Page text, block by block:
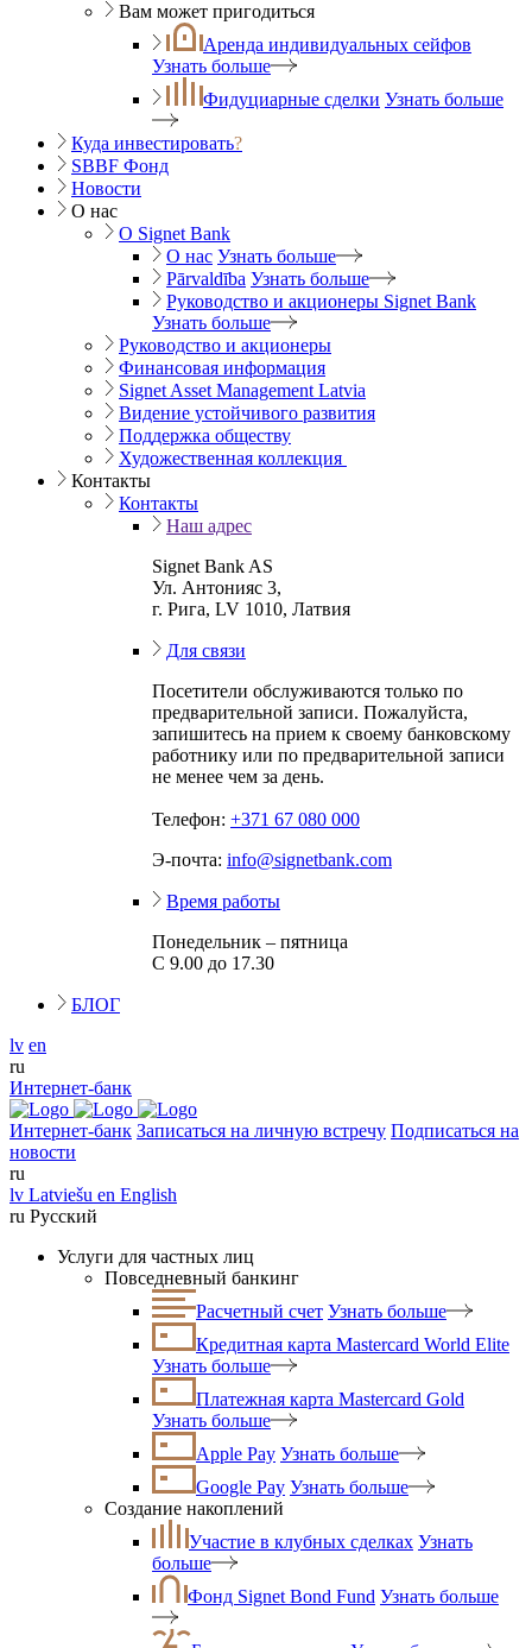
Вам может пригодиться
Аренда индивидуальных сейфов
Узнать больше
Фидуциарные сделки Узнать больше
Куда инвестировать?
SBBF Фонд
Новости
О нас
O Signet Bank
О нас Узнать больше
Pārvaldība Узнать больше
Руководство и акционеры Signet Bank
Узнать больше
Руководство и акционеры
Финансовая информация
Signet Asset Management Latvia
Видение устойчивого развития
Поддержка обществу
Художественная коллекция
Контакты
Контакты
Наш адрес
Signet Bank AS
Ул. Антонияс 3,
г. Рига, LV 1010, Латвия
Для связи
Посетители обслуживаются только по
предварительной записи. Пожалуйста,
запишитесь на прием к своему банковскому
работнику или по предварительной записи
не менее чем за день.
Телефон: +371 67 080 000
Э-почта: info@signetbank.com
Время работы
Понедельник – пятница
С 9.00 до 17.30
БЛОГ
lv en
ru
Интернет-банк
Интернет-банк Записаться на личную встречу Подписаться на
новости
ru
lv Latviešu en English
ru Русский
Услуги для частных лиц
Повседневный банкинг
Расчетный счет Узнать больше
Кредитная карта Mastercard World Elite
Узнать больше
Платежная карта Mastercard Gold
Узнать больше
Apple Pay Узнать больше
Google Pay Узнать больше
Создание накоплений
Участие в клубных сделках Узнать
больше
Фонд Signet Bond Fund Узнать больше